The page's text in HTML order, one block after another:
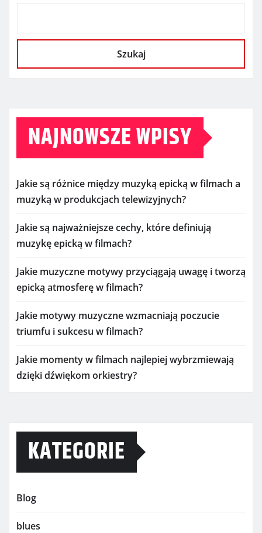
Szukaj
NAJNOWSZE WPISY
Jakie są różnice między muzyką epicką w filmach a
muzyką w produkcjach telewizyjnych?
Jakie są najważniejsze cechy, które definiują
muzykę epicką w filmach?
Jakie muzyczne motywy przyciągają uwagę i tworzą
epicką atmosferę w filmach?
Jakie motywy muzyczne wzmacniają poczucie
triumfu i sukcesu w filmach?
Jakie momenty w filmach najlepiej wybrzmiewają
dzięki dźwiękom orkiestry?
KATEGORIE
Blog
blues